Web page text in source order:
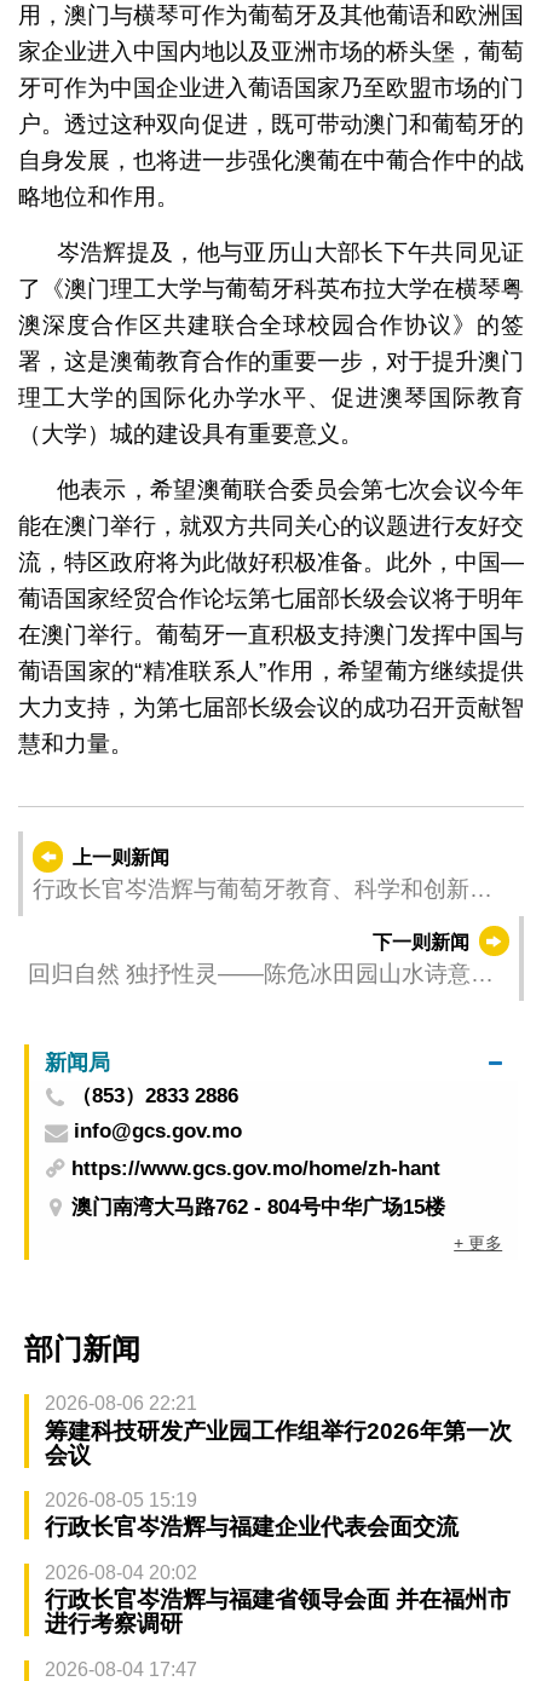
用，澳门与横琴可作为葡萄牙及其他葡语和欧洲国
家企业进入中国内地以及亚洲市场的桥头堡，葡萄
牙可作为中国企业进入葡语国家乃至欧盟市场的门
户。透过这种双向促进，既可带动澳门和葡萄牙的
自身发展，也将进一步强化澳葡在中葡合作中的战
略地位和作用。
岑浩辉提及，他与亚历山大部长下午共同见证
了《澳门理工大学与葡萄牙科英布拉大学在横琴粤
澳深度合作区共建联合全球校园合作协议》的签
署，这是澳葡教育合作的重要一步，对于提升澳门
理工大学的国际化办学水平、促进澳琴国际教育
（大学）城的建设具有重要意义。
他表示，希望澳葡联合委员会第七次会议今年
能在澳门举行，就双方共同关心的议题进行友好交
流，特区政府将为此做好积极准备。此外，中国—
葡语国家经贸合作论坛第七届部长级会议将于明年
在澳门举行。葡萄牙一直积极支持澳门发挥中国与
葡语国家的“精准联系人”作用，希望葡方继续提供
大力支持，为第七届部长级会议的成功召开贡献智
慧和力量。
上一则新闻
行政长官岑浩辉与葡萄牙教育、科学和创新部
下一则新闻
回归自然 独抒性灵——陈危冰田园山水诗意画
新闻局
（853）2833 2886
info@gcs.gov.mo
https://www.gcs.gov.mo/home/zh-hant
澳门南湾大马路762 - 804号中华广场15楼
+ 更多
部门新闻
2026-08-06 22:21
筹建科技研发产业园工作组举行2026年第一次
会议
2026-08-05 15:19
行政长官岑浩辉与福建企业代表会面交流
2026-08-04 20:02
行政长官岑浩辉与福建省领导会面 并在福州市
进行考察调研
2026-08-04 17:47